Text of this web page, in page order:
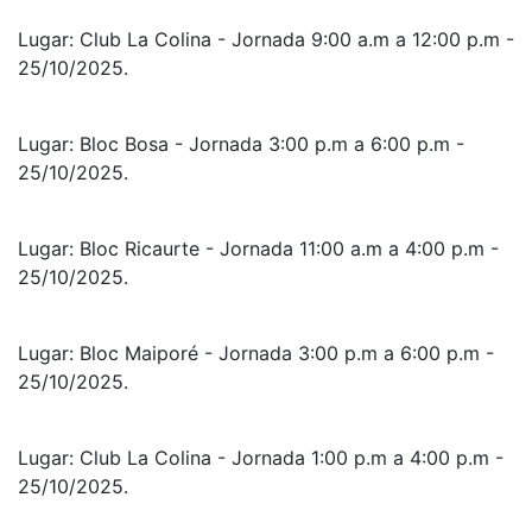
Lugar: Club La Colina - Jornada 9:00 a.m a 12:00 p.m -
25/10/2025.
Lugar: Bloc Bosa - Jornada 3:00 p.m a 6:00 p.m -
25/10/2025.
Lugar: Bloc Ricaurte - Jornada 11:00 a.m a 4:00 p.m -
25/10/2025.
Lugar: Bloc Maiporé - Jornada 3:00 p.m a 6:00 p.m -
25/10/2025.
Lugar: Club La Colina - Jornada 1:00 p.m a 4:00 p.m -
25/10/2025.